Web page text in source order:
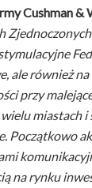
Cushman &
ale również
przy
miastach
Początkowo
na rynku